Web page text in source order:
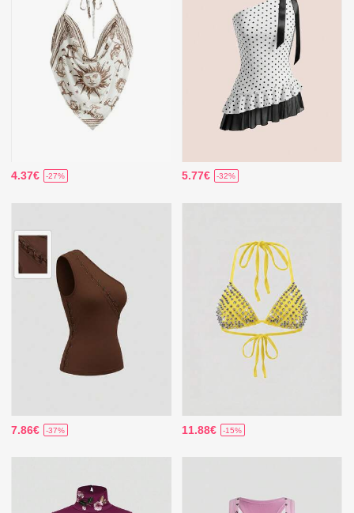
4.37€ -27% 5.77€ -32%
7.86€ -37% 11.88€ -15%